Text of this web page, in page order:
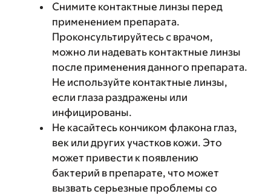
Снимите контактные линзы перед
применением препарата.
Проконсультируйтесь с врачом,
можно ли надевать контактные линзы
после применения данного препарата.
Не используйте контактные линзы,
если глаза раздражены или
инфицированы.
Не касайтесь кончиком флакона глаз,
век или других участков кожи. Это
может привести к появлению
бактерий в препарате, что может
вызвать серьезные проблемы со